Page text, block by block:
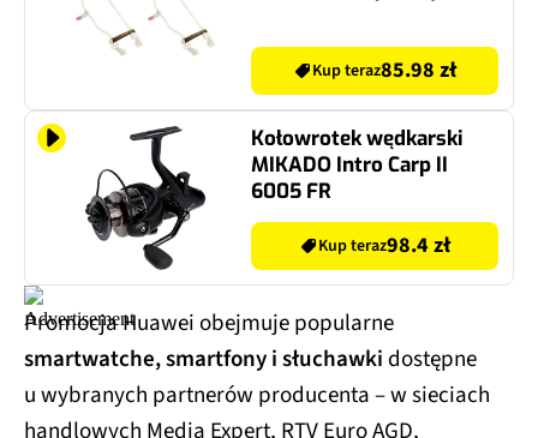
Kup teraz 85.98 zł
Kołowrotek wędkarski
MIKADO Intro Carp II
6005 FR
Kup teraz 98.4 zł
Promocja Huawei obejmuje popularne
smartwatche, smartfony i słuchawki dostępne
u wybranych partnerów producenta – w sieciach
handlowych Media Expert, RTV Euro AGD,